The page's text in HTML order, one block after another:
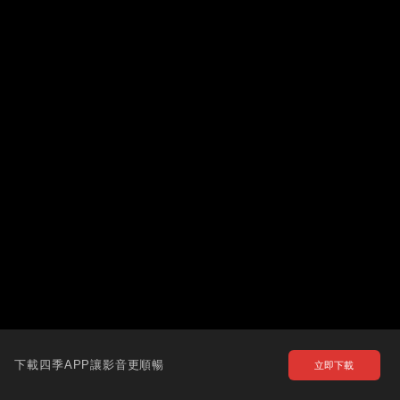
下載四季APP讓影音更順暢 立即下載